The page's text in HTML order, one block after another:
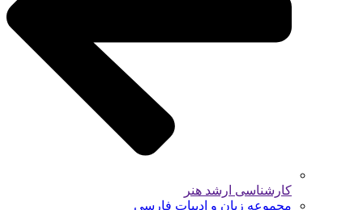
کارشناسی ارشد هنر
مجموعه زبان و ادبیات فارسی